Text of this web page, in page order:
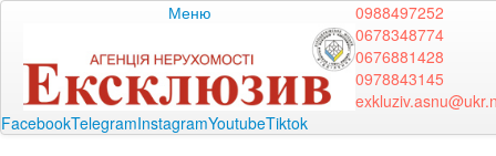
Меню
0988497252
0678348774
0676881428
0978843145
FacebookTelegramInstagramYoutubeTiktok